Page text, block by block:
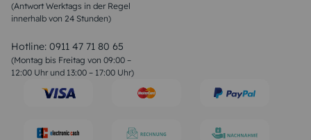
(Antwort Werktags in der Regel
innerhalb von 24 Stunden)
Hotline: 0911 47 71 80 65
(Montag bis Freitag von 09:00 –
12:00 Uhr und 13:00 – 17:00 Uhr)
Sprüche zur Konfirmation & Kommunion
Weihnachtsgedichte
Liebessprüche
Geburtstagssprüche
Trauersprüche
Konfirmation Glückwünsche